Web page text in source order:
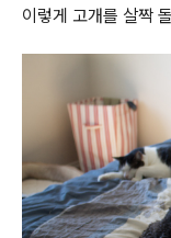
이렇게 고개를 살짝